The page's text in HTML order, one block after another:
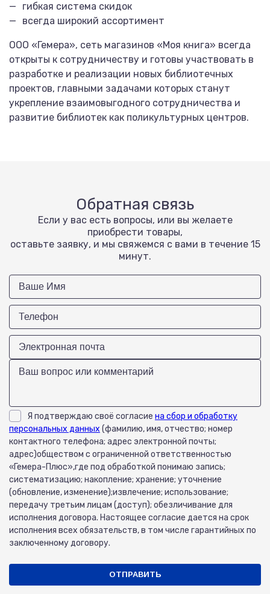
гибкая система скидок
всегда широкий ассортимент
ООО «Гемера», сеть магазинов «Моя книга» всегда
открыты к сотрудничеству и готовы участвовать в
разработке и реализации новых библиотечных
проектов, главными задачами которых станут
укрепление взаимовыгодного сотрудничества и
развитие библиотек как поликультурных центров.
Обратная связь
Если у вас есть вопросы, или вы желаете
приобрести товары,
оставьте заявку, и мы свяжемся с вами в течение 15
минут.
Я подтверждаю своё согласие на сбор и обработку
персональных данных (фамилию, имя, отчество; номер
контактного телефона; адрес электронной почты;
адрес)обществом с ограниченной ответственностью
«Гемера-Плюс»,где под обработкой понимаю запись;
систематизацию; накопление; хранение; уточнение
(обновление, изменение);извлечение; использование;
передачу третьим лицам (доступ); обезличивание для
исполнения договора. Настоящее согласие дается на срок
исполнения всех обязательств, в том числе гарантийных по
заключенному договору.
ОТПРАВИТЬ